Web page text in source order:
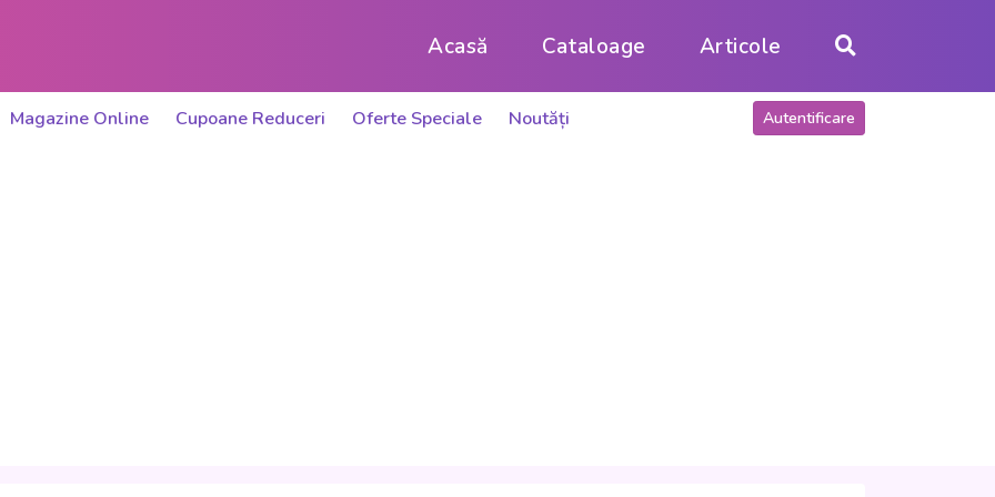
Acasă Cataloage Articole
Magazine Online Cupoane Reduceri Oferte Speciale Noutăți Autentificare